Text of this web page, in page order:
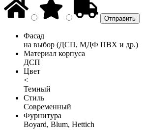
Фасад
на выбор (ДСП, МДФ ПВХ и др.)
Материал корпуса
ДСП
Цвет
<
Темный
Стиль
Современный
Фурнитура
Boyard, Blum, Hettich